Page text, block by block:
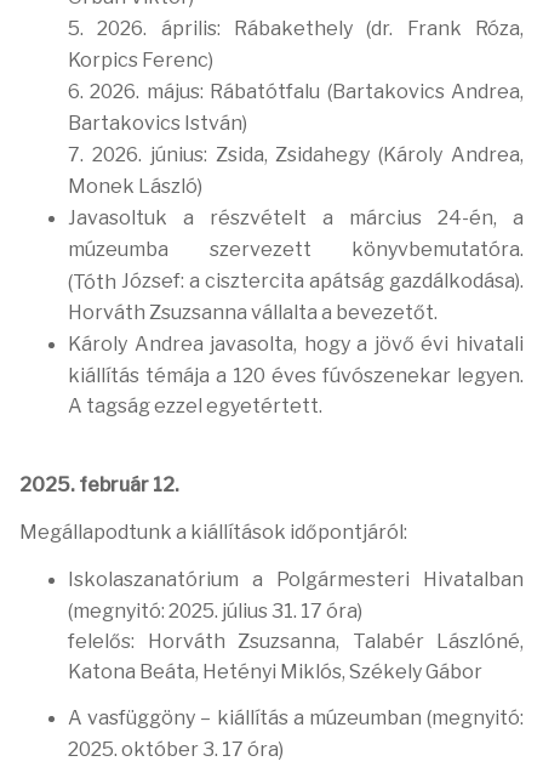
5. 2026. április: Rábakethely (dr. Frank Róza,
Korpics Ferenc)
6. 2026. május: Rábatótfalu (Bartakovics Andrea,
Bartakovics István)
7. 2026. június: Zsida, Zsidahegy (Károly Andrea,
Monek László)
Javasoltuk a részvételt a március 24-én, a
múzeumba szervezett könyvbemutatóra.
(Tóth József: a cisztercita apátság gazdálkodása).
Horváth Zsuzsanna vállalta a bevezetőt.
Károly Andrea javasolta, hogy a jövő évi hivatali
kiállítás témája a 120 éves fúvószenekar legyen.
A tagság ezzel egyetértett.
2025. február 12.
Megállapodtunk a kiállítások időpontjáról:
Iskolaszanatórium a Polgármesteri Hivatalban
(megnyitó: 2025. július 31. 17 óra)
felelős: Horváth Zsuzsanna, Talabér Lászlóné,
Katona Beáta, Hetényi Miklós, Székely Gábor
A vasfüggöny – kiállítás a múzeumban (megnyitó:
2025. október 3. 17 óra)